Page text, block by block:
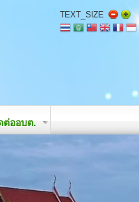
TEXT_SIZE
ต่ออบต.